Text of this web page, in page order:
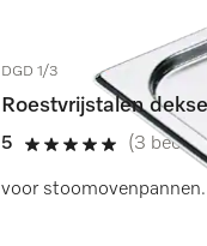
DGD 1/3
Roestvrijstalen
5
5 sterren op 5
(3
voor stoomovenpannen.